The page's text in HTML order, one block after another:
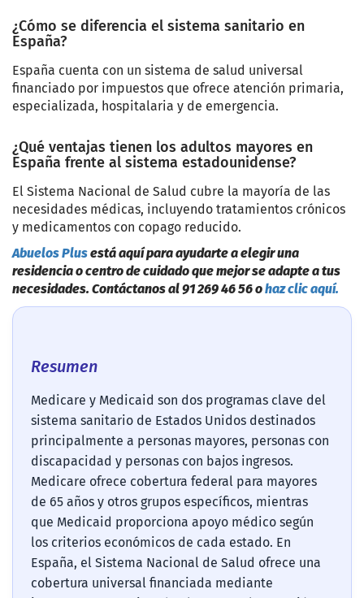
¿Cómo se diferencia el sistema sanitario en
España?
España cuenta con un sistema de salud universal
financiado por impuestos que ofrece atención primaria,
especializada, hospitalaria y de emergencia.
¿Qué ventajas tienen los adultos mayores en
España frente al sistema estadounidense?
El Sistema Nacional de Salud cubre la mayoría de las
necesidades médicas, incluyendo tratamientos crónicos
y medicamentos con copago reducido.
Abuelos Plusestá aquí para ayudarte a elegir una
residencia o centro de cuidado que mejor se adapte a tus
necesidades. Contáctanos al 91 269 46 56 ohaz clic aquí.
Resumen
Medicare y Medicaid son dos programas clave del
sistema sanitario de Estados Unidos destinados
principalmente a personas mayores, personas con
discapacidad y personas con bajos ingresos.
Medicare ofrece cobertura federal para mayores
de 65 años y otros grupos específicos, mientras
que Medicaid proporciona apoyo médico según
los criterios económicos de cada estado. En
España, el Sistema Nacional de Salud ofrece una
cobertura universal financiada mediante